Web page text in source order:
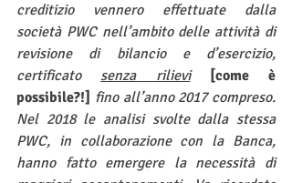
creditizio vennero effettuate dalla
società PWC nell’ambito delle attività di
revisione di bilancio e d’esercizio,
certificato senza rilievi
[come è
possibile?!] fino all’anno 2017 compreso.
Nel 2018 le analisi svolte dalla stessa
PWC, in collaborazione con la Banca,
hanno fatto emergere la necessità di